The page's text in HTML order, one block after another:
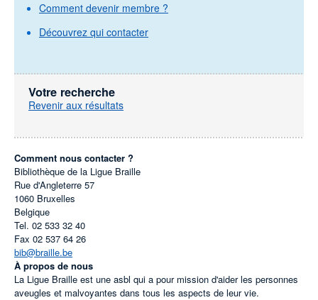
Comment devenir membre ?
Découvrez qui contacter
Votre recherche
Revenir aux résultats
Comment nous contacter ?
Bibliothèque de la Ligue Braille
Rue d'Angleterre 57
1060 Bruxelles
Belgique
Tel. 02 533 32 40
Fax 02 537 64 26
bib@braille.be
À propos de nous
La Ligue Braille est une asbl qui a pour mission d'aider les personnes
aveugles et malvoyantes dans tous les aspects de leur vie.